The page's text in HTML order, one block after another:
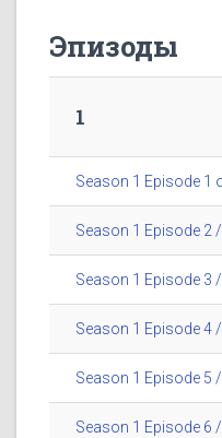
Эпизоды
1
Season 1 Episode 1
Season 1 Episode 2
Season 1 Episode 3
Season 1 Episode 4
Season 1 Episode 5
Season 1 Episode 6